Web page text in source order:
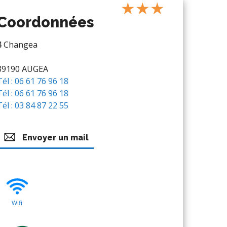
Changea
AUGEA
: 06 61 76 96 18
: 06 61 76 96 18
: 03 84 87 22 55
Envoyer un mail
Wifi
★★★